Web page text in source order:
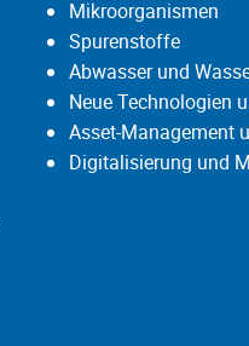
Mikroorganismen
Spurenstoffe
Abwasser und
Neue Technologien
Asset-Management
Digitalisierung und